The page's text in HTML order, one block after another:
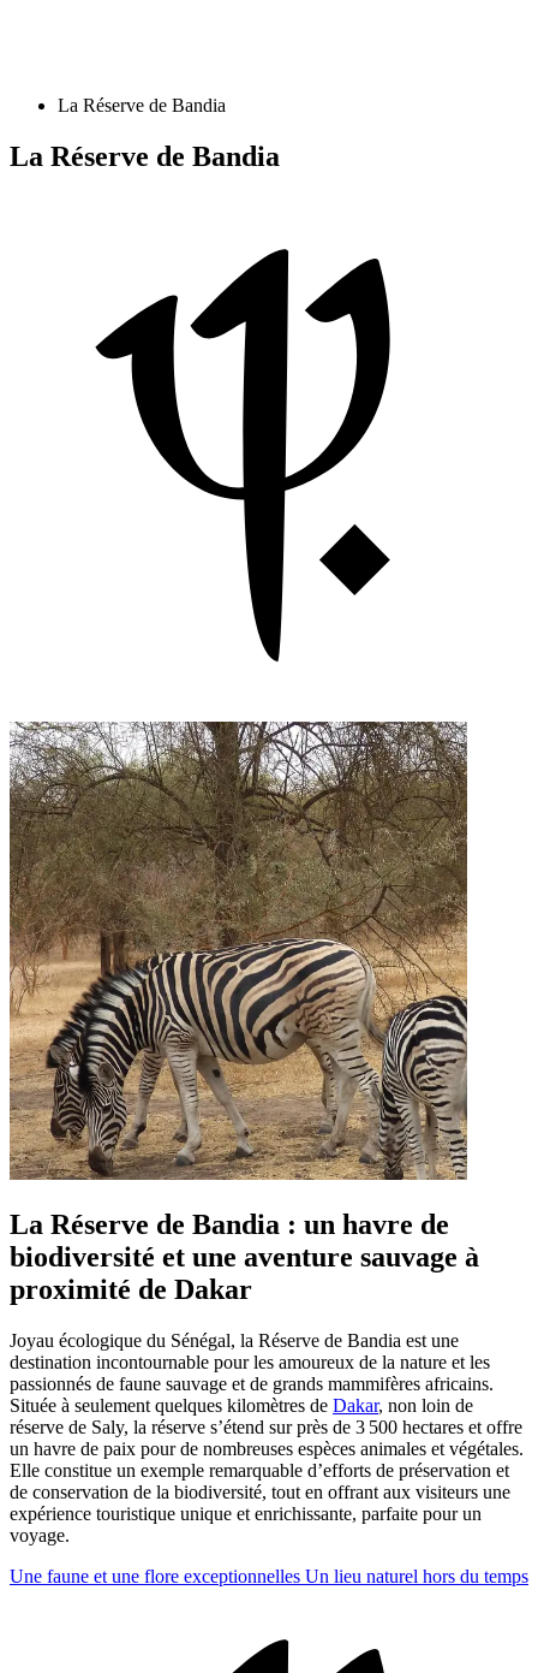
La Réserve de Bandia
La Réserve de Bandia
La Réserve de Bandia : un havre de
biodiversité et une aventure sauvage à
proximité de Dakar
Joyau écologique du Sénégal, la Réserve de Bandia est une
destination incontournable pour les amoureux de la nature et les
passionnés de faune sauvage et de grands mammifères africains.
Située à seulement quelques kilomètres de Dakar, non loin de
réserve de Saly, la réserve s’étend sur près de 3 500 hectares et offre
un havre de paix pour de nombreuses espèces animales et végétales.
Elle constitue un exemple remarquable d’efforts de préservation et
de conservation de la biodiversité, tout en offrant aux visiteurs une
expérience touristique unique et enrichissante, parfaite pour un
voyage.
Une faune et une flore exceptionnelles Un lieu naturel hors du temps